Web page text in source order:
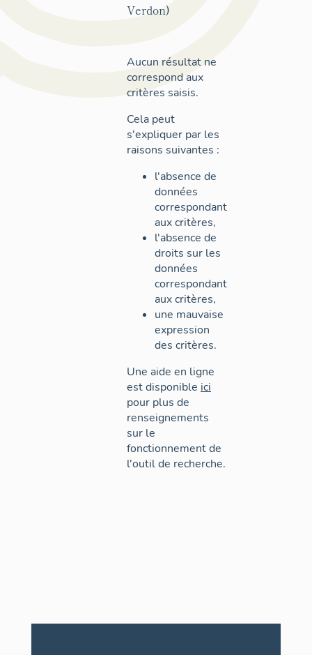
Verdon)
Aucun résultat ne
correspond aux
critères saisis.
Cela peut
s'expliquer par les
raisons suivantes :
l'absence de
données
correspondant
aux critères,
l'absence de
droits sur les
données
correspondant
aux critères,
une mauvaise
expression
des critères.
Une aide en ligne
est disponible ici
pour plus de
renseignements
sur le
fonctionnement de
l'outil de recherche.